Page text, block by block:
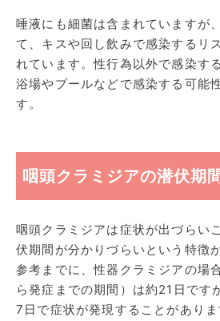
唾液にも細菌は含まれていますが
て、キスや回し飲みで感染するリ
れています。性行為以外で感染す
浴場やプールなどで感染する可能
す。
咽頭クラミジアの潜伏期間
咽頭クラミジアは症状が出づらい
伏期間が分かりづらいという特徴
参考までに、性器クラミジアの場
ら発症までの期間）は約21日です
7日で症状が発現することがあり